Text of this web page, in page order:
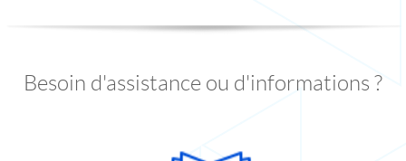
Besoin d'assistance ou d'informations ?